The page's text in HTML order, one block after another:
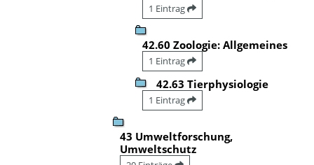
1 Eintrag
42.60 Zoologie: Allgemeines
1 Eintrag
42.63 Tierphysiologie
1 Eintrag
43 Umweltforschung,
Umweltschutz